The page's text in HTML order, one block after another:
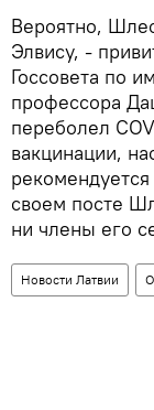
Вероятно,
Элвису, -
Госсовета по
профессора
переболел
вакцинации,
своем посте
ни члены его
Новости Латвии